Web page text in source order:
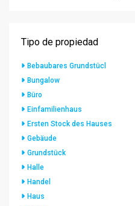
Tipo de propiedad
Bebaubares Grundstücl
Bungalow
Büro
Einfamilienhaus
Ersten Stock des Hauses
Gebäude
Grundstück
Halle
Handel
Haus